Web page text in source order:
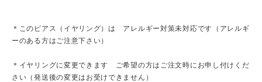
＊このピアス（イヤリング）は アレルギー対策未対応です（アレルギ
ーのある方はご注意下さい）
＊イヤリングに変更できます ご希望の方はご注文時にお申し付けくだ
さい（発送後の変更はお受けできません）